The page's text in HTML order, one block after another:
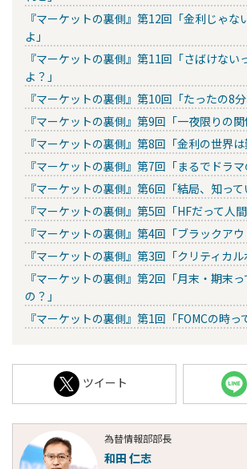
『マーケットの裏側』第12回「金利じゃな
よ」
『マーケットの裏側』第11回「さばけない
よ？」
『マーケットの裏側』第10回「たったの8分
『マーケットの裏側』第9回「一夜限りの関
『マーケットの裏側』第8回「金利の世界は
『マーケットの裏側』第7回「まるでドラマ
『マーケットの裏側』第6回「結局、知って
『マーケットの裏側』第5回「HFだって人間
『マーケットの裏側』第4回「ブラックアウ
『マーケットの裏側』第3回「クリティカル
『マーケットの裏側』第2回「月末・期末
の？」
『マーケットの裏側』第1回「FOMCの時っ
ツイート
為替情報部部長
和田 仁志